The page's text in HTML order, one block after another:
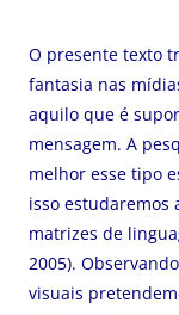
O presente texto
fantasia nas
aquilo que é
mensagem. A
melhor esse tipo
isso estudaremos
matrizes de
2005).
visuais